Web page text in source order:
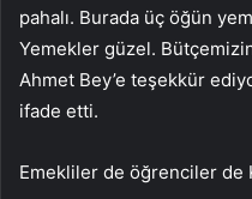
pahalı. Burada üç öğün
Yemekler güzel.
Ahmet Bey’e teşekkür
ifade etti.
Emekliler de öğrenciler de